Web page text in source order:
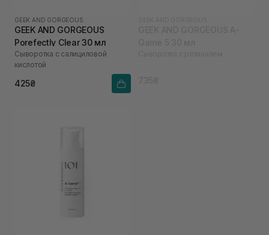
GEEK AND GORGEOUS
GEEK AND GORGEOUS
Porefectly Clear 30 мл
Сыворотка с салициловой
кислотой
425₴